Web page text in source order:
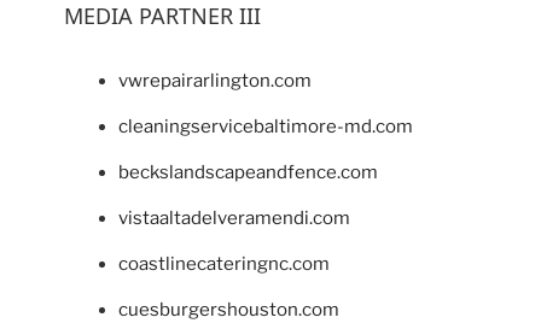
MEDIA PARTNER III
vwrepairarlington.com
cleaningservicebaltimore-md.com
beckslandscapeandfence.com
vistaaltadelveramendi.com
coastlinecateringnc.com
cuesburgershouston.com